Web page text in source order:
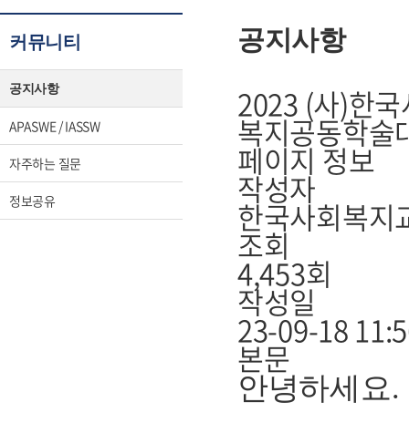
커뮤니티
공지사항
APASWE / IASSW
자주하는 질문
정보공유
공지사항
2023 (사)한
복지공동학술
페이지 정보
작성자
한국사회복지
조회
4,453회
작성일
23-09-18
본문
안녕하세요.